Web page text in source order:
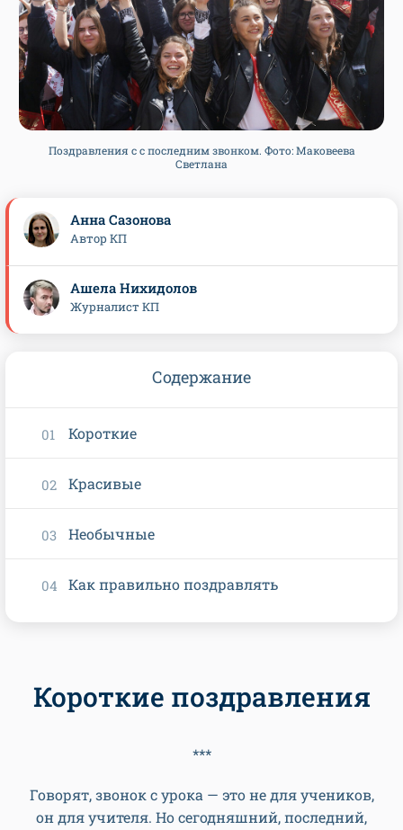
Поздравления с с последним звонком. Фото: Маковеева
Светлана
Короткие поздравления
***
Говорят, звонок с урока — это не для учеников,
он для учителя. Но сегодняшний, последний,
Анна Сазонова
Автор КП
Ашела Нихидолов
Журналист КП
Содержание
Короткие
Красивые
Необычные
Как правильно поздравлять